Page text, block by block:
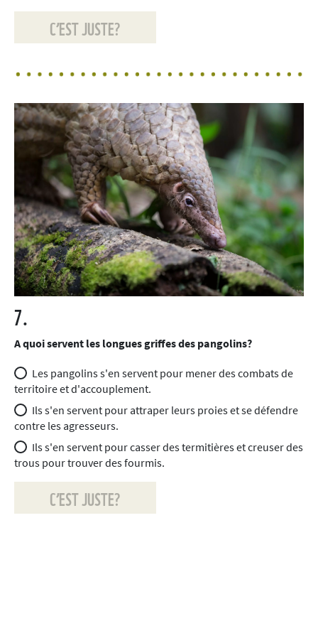
C’EST JUSTE?
7.
A quoi servent les longues griffes des pangolins?
Les pangolins s'en servent pour mener des combats de
territoire et d'accouplement.
Ils s'en servent pour attraper leurs proies et se défendre
contre les agresseurs.
Ils s'en servent pour casser des termitières et creuser des
trous pour trouver des fourmis.
C’EST JUSTE?